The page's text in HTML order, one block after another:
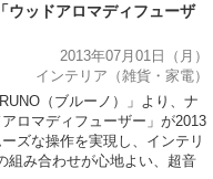
ウッドアロマディフューザ
2013年07月01日（月）
インテリア（雑貨・家電）
（ブルーノ）」より、ナ
ロマディフューザー」が2013
ズな操作を実現し、インテリ
組み合わせが心地よい、超音